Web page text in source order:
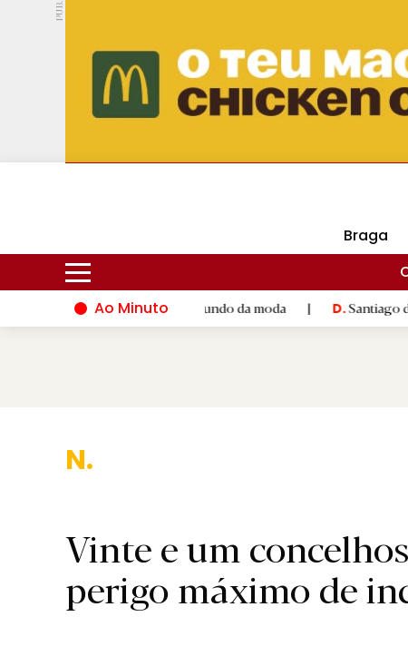
PUB.
Hoje 17ºC 30ºC DMtv
Braga
Ao Minuto
e à inovação do mundo da moda | D.Santiago de
Nacion
Vinte e um
perigo máximo de